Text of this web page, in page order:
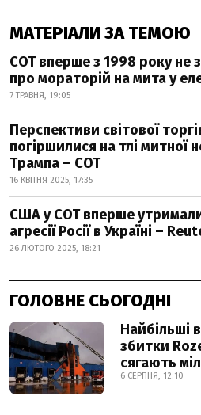
МАТЕРІАЛИ ЗА ТЕМОЮ
СОТ вперше з 1998 року не
про мораторій на мита у
7 ТРАВНЯ, 19:05
Перспективи світової
погіршилися на тлі митної
Трампа – СОТ
16 КВІТНЯ 2025, 17:35
США у СОТ вперше
агресії Росії в Україні –
26 ЛЮТОГО 2025, 18:21
ГОЛОВНЕ СЬОГОДНІ
Найбільші
збитки
сягають
6 СЕРПНЯ, 12:10